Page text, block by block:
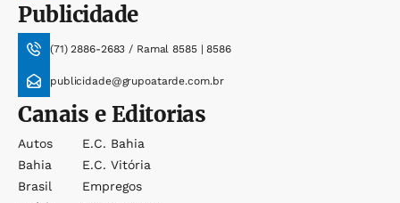
Publicidade
(71) 2886-2683 / Ramal 8585 | 8586
publicidade@grupoatarde.com.br
Canais e Editorias
Autos
Bahia
Brasil
E.c. Bahia
E.c. Vitória
Empregos